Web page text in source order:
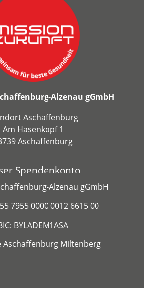
Alzenau gGmbH
Aschaffenburg
Am Hasenkopf 1
Aschaffenburg
Spendenkonto
Alzenau gGmbH
7955 0000 0012 6615 00
BYLADEM1ASA
Aschaffenburg Miltenberg